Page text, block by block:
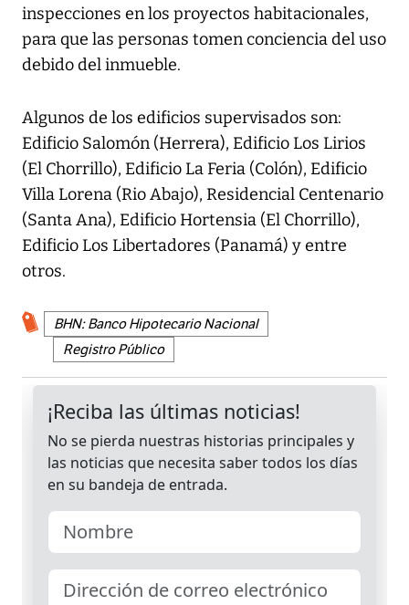
inspecciones en los proyectos habitacionales,
para que las personas tomen conciencia del uso
debido del inmueble.
Algunos de los edificios supervisados son:
Edificio Salomón (Herrera), Edificio Los Lirios
(El Chorrillo), Edificio La Feria (Colón), Edificio
Villa Lorena (Rio Abajo), Residencial Centenario
(Santa Ana), Edificio Hortensia (El Chorrillo),
Edificio Los Libertadores (Panamá) y entre
otros.
BHN: Banco Hipotecario Nacional
Registro Público